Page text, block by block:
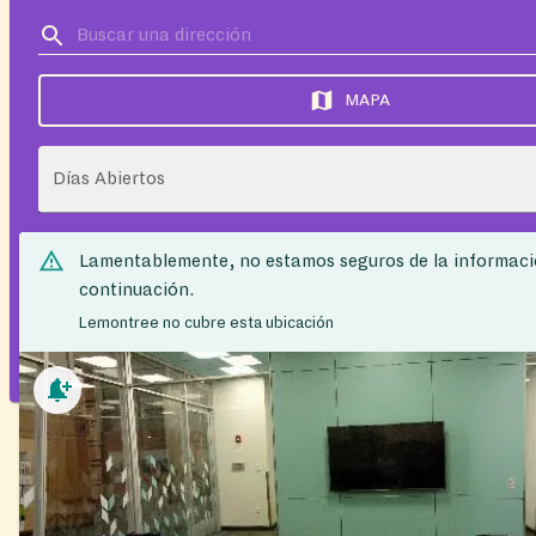
MAPA
Días Abiertos
Lamentablemente, no estamos seguros de la
continuación.
Lemontree no cubre esta ubicación